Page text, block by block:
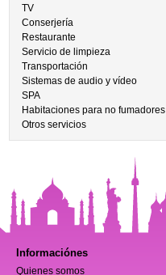
TV
Conserjería
Restaurante
Servicio de limpieza
Transportación
Sistemas de audio y vídeo
SPA
Habitaciones para no fumadores
Otros servicios
Informaciónes
Quienes somos